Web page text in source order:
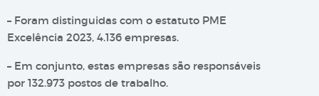
– Foram distinguidas com o estatuto PME
Excelência 2023, 4.136 empresas.
– Em conjunto, estas empresas são responsáveis
por 132.973 postos de trabalho.